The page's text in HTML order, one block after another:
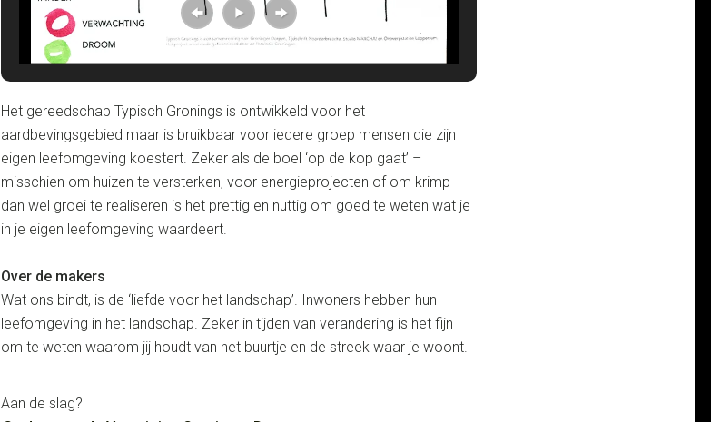
Het gereedschap Typisch Gronings is ontwikkeld voor het
aardbevingsgebied maar is bruikbaar voor iedere groep mensen die zijn
eigen leefomgeving koestert. Zeker als de boel ‘op de kop gaat’ –
misschien om huizen te versterken, voor energieprojecten of om krimp
dan wel groei te realiseren is het prettig en nuttig om goed te weten wat je
in je eigen leefomgeving waardeert.
Over de makers
Wat ons bindt, is de ‘liefde voor het landschap’. Inwoners hebben hun
leefomgeving in het landschap. Zeker in tijden van verandering is het fijn
om te weten waarom jij houdt van het buurtje en de streek waar je woont.
Aan de slag?